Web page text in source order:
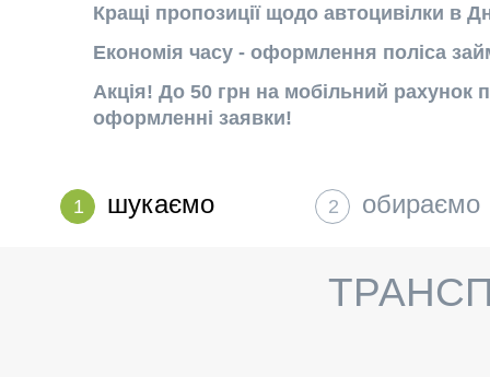
Кращі пропозиції щодо автоцивілки в
Економія часу - оформлення поліса
Акція! До 50 грн на мобільний рахунок
оформленні заявки!
шукаємо
1 обираємо
2